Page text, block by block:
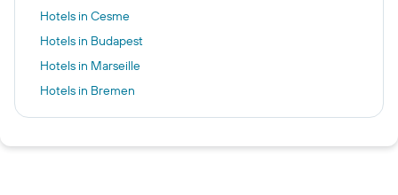
Hotels in Cesme
Hotels in Budapest
Hotels in Marseille
Hotels in Bremen
Hotels in Kopenhagen